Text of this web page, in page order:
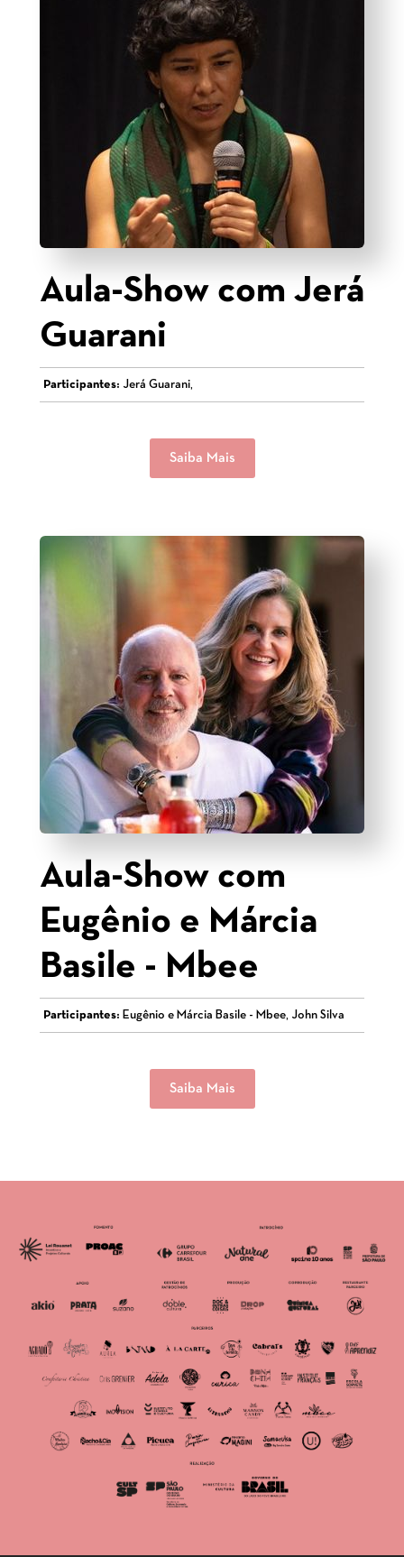
Aula-Show com Jerá
Guarani
Participantes: Jerá Guarani,
Saiba Mais
Aula-Show com
Eugênio e Márcia
Basile - Mbee
Participantes: Eugênio e Márcia Basile - Mbee, John Silva
Saiba Mais